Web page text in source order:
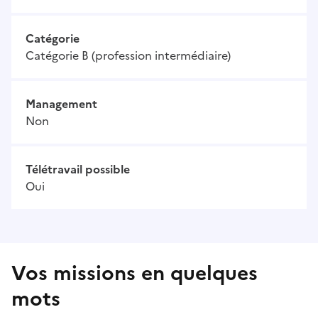
Catégorie
Catégorie B (profession intermédiaire)
Management
Non
Télétravail possible
Oui
Vos missions en quelques
mots